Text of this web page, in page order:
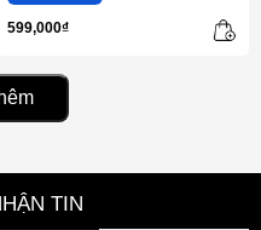
599,000₫
TIN